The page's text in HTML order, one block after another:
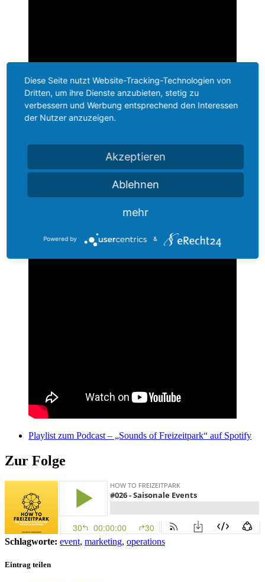
Playlist zum Podcast – „Sounds of Freizeitpark“ auf Spotify
Zur Folge
Schlagworte: event, marketing, operations
Eintrag teilen
Diese Seite nutzt Website-Tracking-Technologien von
Dritten, um ihre Dienste anzubieten, stetig zu
verbessern und Werbung entsprechend den Interessen
der Nutzer anzuzeigen.
Akzeptieren
Ablehnen
mehr
Powered by &